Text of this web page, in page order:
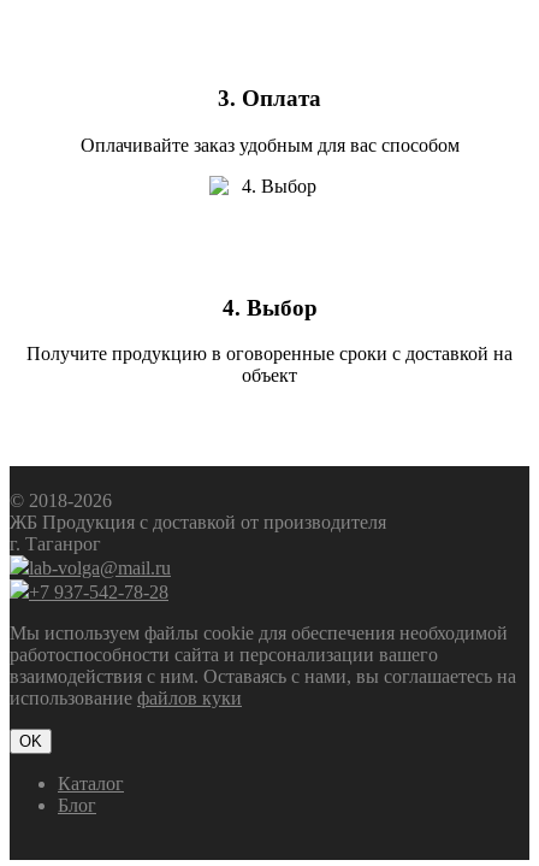
3. Оплата
Оплачивайте заказ удобным для вас способом
4. Выбор
Получите продукцию в оговоренные сроки с доставкой на
объект
© 2018-2026
ЖБ Продукция с доставкой от производителя
г. Таганрог
lab-volga@mail.ru
+7 937-542-78-28
Мы используем файлы cookie для обеспечения необходимой
работоспособности сайта и персонализации вашего
взаимодействия с ним. Оставаясь с нами, вы соглашаетесь на
использование файлов куки
OK
Каталог
Блог